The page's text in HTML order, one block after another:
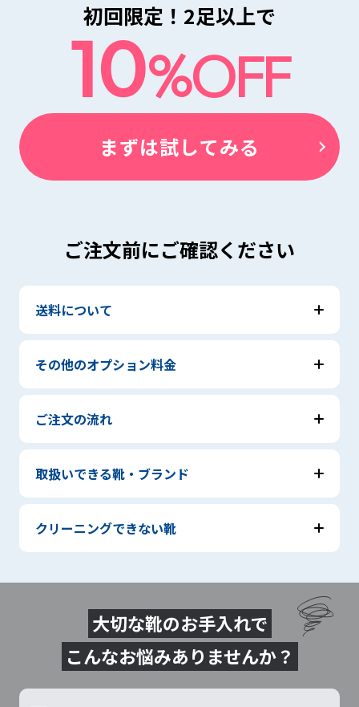
初回限定！2足以上で
10%OFF
まずは試してみる
ご注文前にご確認ください
送料について
その他のオプション料金
ご注文の流れ
取扱いできる靴・ブランド
クリーニングできない靴
大切な靴のお手入れで
こんなお悩みありませんか？